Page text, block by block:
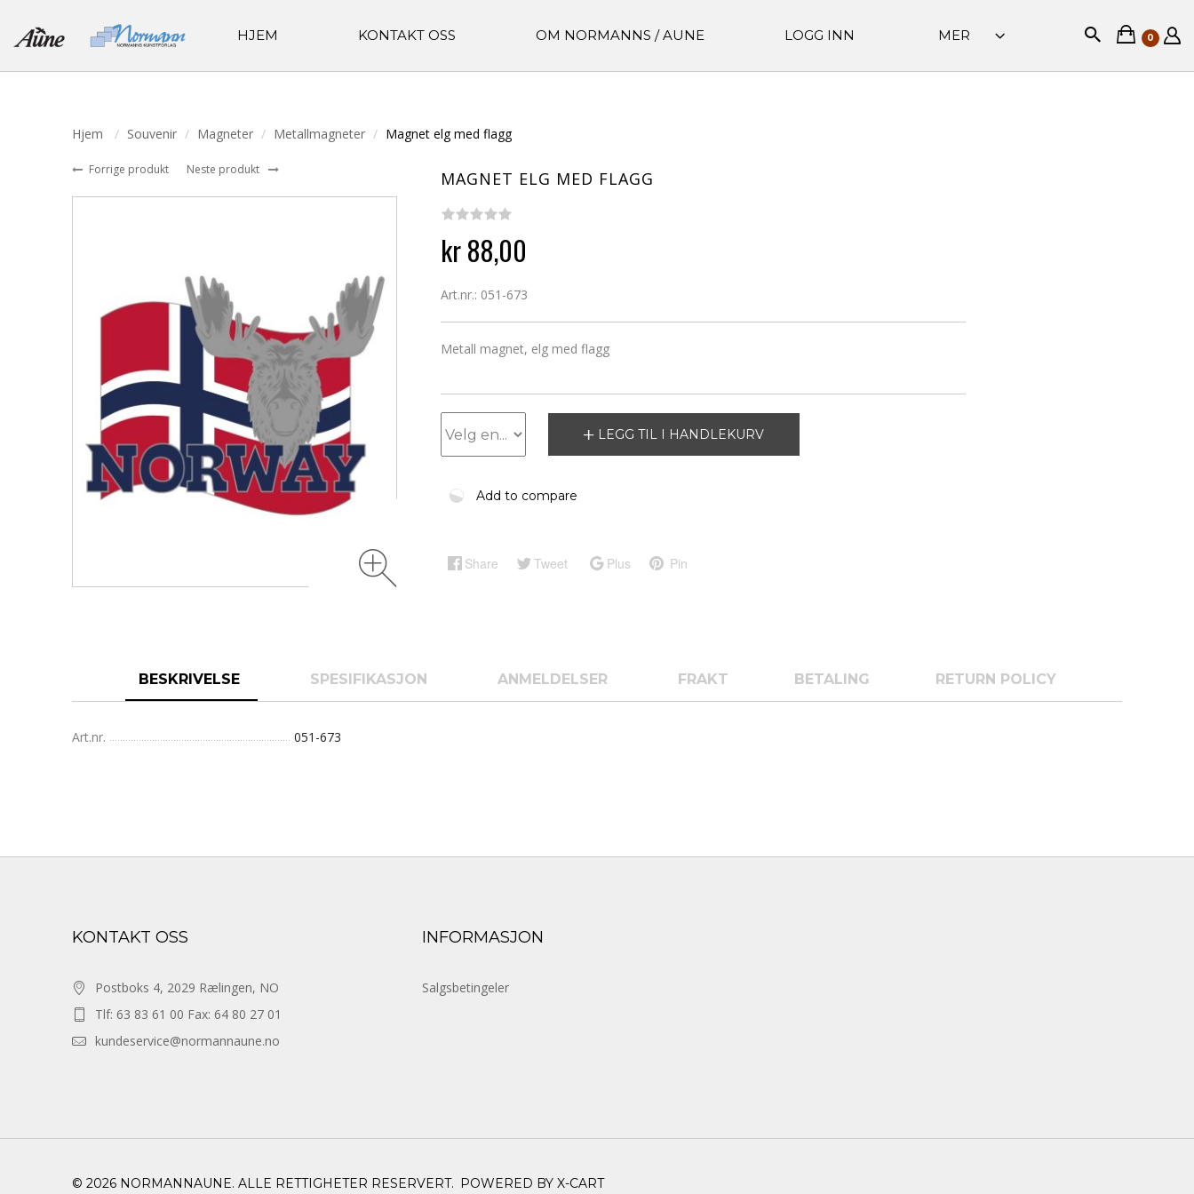
HJEM KONTAKT OSS OM NORMANNS / AUNE LOGG INN MER 0
Hjem Souvenir Magneter Metallmagneter Magnet elg med flagg
Forrige produkt Neste produkt MAGNET ELG MED FLAGG
kr 88,00
Art.nr.: 051-673
Metall magnet, elg med flagg
LEGG TIL I HANDLEKURV
Add to compare
Share Tweet Plus Pin
BESKRIVELSE SPESIFIKASJON ANMELDELSER FRAKT BETALING RETURN POLICY
Art.nr. 051-673
KONTAKT OSS
Postboks 4, 2029 Rælingen, NO
Tlf: 63 83 61 00 Fax: 64 80 27 01
kundeservice@normannaune.no
INFORMASJON
Salgsbetingeler
© 2026 NORMANNAUNE. ALLE RETTIGHETER RESERVERT. POWERED BY X-CART